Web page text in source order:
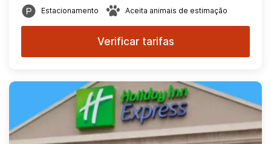
Estacionamento Aceita animais de estimação
Verificar tarifas